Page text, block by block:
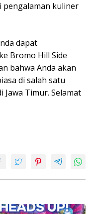
pengalaman kuliner
dapat
Bromo Hill Side
bahwa Anda akan
di salah satu
Timur. Selamat